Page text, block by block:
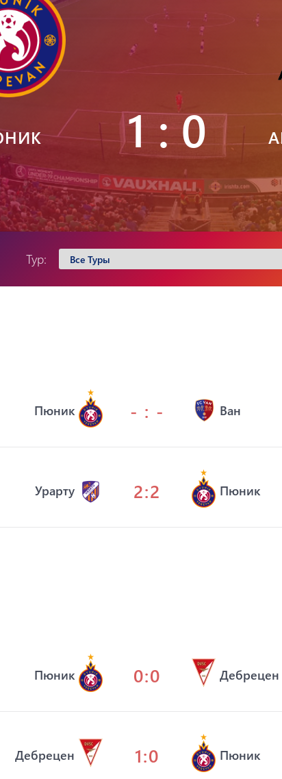
Пюник 2012-2
1 : 0
Тур:
Пюник - : - Ван
Урарту 2:2 Пюник
Пюник 0:0 Дебрецен
Дебрецен 1:0 Пюник